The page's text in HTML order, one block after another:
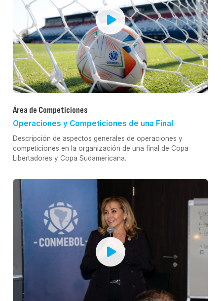
Área de Competiciones
Operaciones y Competiciones de una Final
Descripción de aspectos generales de operaciones y
competiciones en la organización de una final de Copa
Libertadores y Copa Sudamericana.